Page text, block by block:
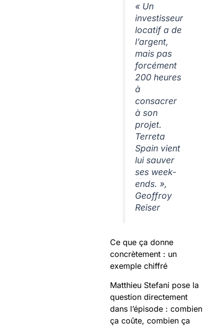
« Un
investisseur
locatif a de
l’argent,
mais pas
forcément
200 heures
à
consacrer
à son
projet.
Terreta
Spain vient
lui sauver
ses week-
ends. »,
Geoffroy
Reiser
Ce que ça donne
concrètement : un
exemple chiffré
Matthieu Stefani pose la
question directement
dans l’épisode : combien
ça coûte, combien ça